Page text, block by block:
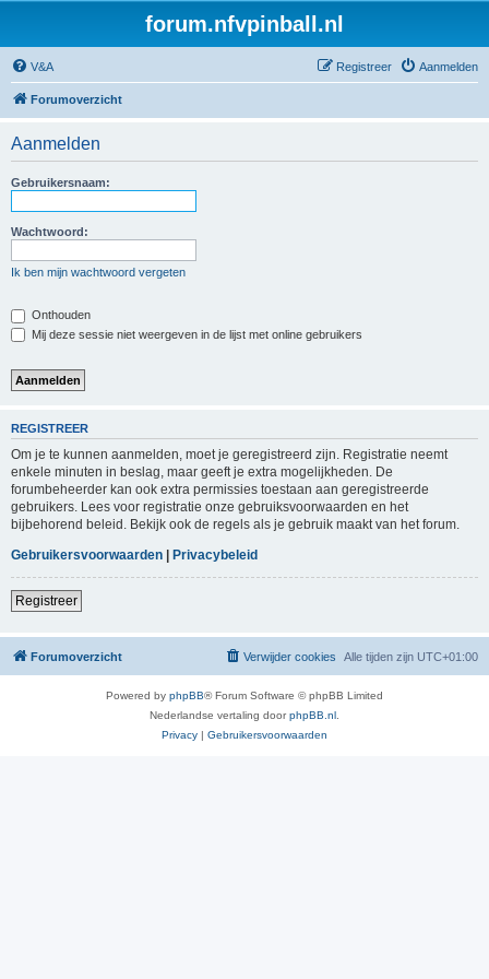
forum.nfvpinball.nl
V&A Aanmelden
Registreer
Forumoverzicht
Aanmelden
Gebruikersnaam:
Wachtwoord:
Ik ben mijn wachtwoord vergeten
Onthouden
Mij deze sessie niet weergeven in de lijst met online gebruikers
REGISTREER
Om je te kunnen aanmelden, moet je geregistreerd zijn. Registratie neemt
enkele minuten in beslag, maar geeft je extra mogelijkheden. De
forumbeheerder kan ook extra permissies toestaan aan geregistreerde
gebruikers. Lees voor registratie onze gebruiksvoorwaarden en het
bijbehorend beleid. Bekijk ook de regels als je gebruik maakt van het forum.
Gebruikersvoorwaarden | Privacybeleid
Registreer
Forumoverzicht Alle tijden zijn UTC+01:00
Verwijder cookies
Powered by phpBB® Forum Software © phpBB Limited
Nederlandse vertaling doorphpBB.nl
Privacy | Gebruikersvoorwaarden